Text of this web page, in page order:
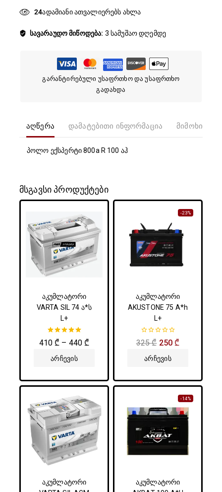
24ადამიანი ათვალიერებს ახლა
სავარაუდო მიწოდება: 3 სამუშაო დღემდე
გარანტირებული უსაფრთხო და უსაფრთხო
გადახდა
აღწერა დამატებითი ინფორმაცია
პოლო ექსპერტი 800a R 100 აჰ
მსგავსი პროდუქტები
აკუმლატორი
VARTA SIL 74 ა*ს
L+
5.00
5-დან
410₾ – 440₾
Არჩევის
-23%
აკუმლატორი
AKUSTONE 75 A*h
L+
0
5-
დან
325₾ 250₾
Არჩევის
აკუმლატორი
-14%
აკუმლატორი